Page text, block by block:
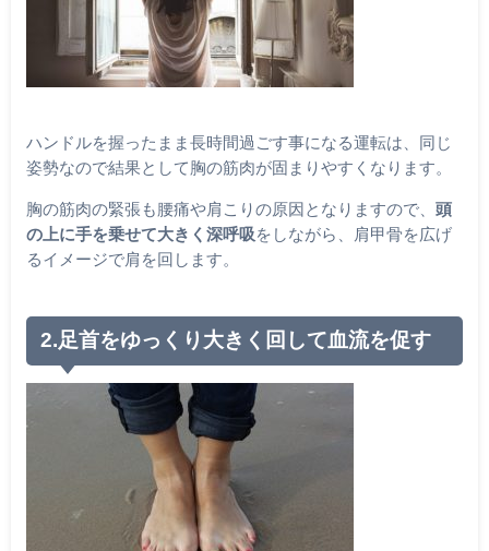
ハンドルを握ったまま長時間過ごす事になる運転は、同じ
姿勢なので結果として胸の筋肉が固まりやすくなります。
胸の筋肉の緊張も腰痛や肩こりの原因となりますので、 頭
の上に手を乗せて大きく深呼吸をしながら、肩甲骨を広げ
るイメージで肩を回します。
2.足首をゆっくり大きく回して血流を促す